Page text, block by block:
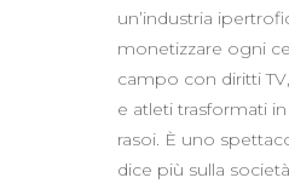
un’industria
monetizzare ogni
campo con diritti
e atleti trasformati
rasoi. È uno
dice più sulla società